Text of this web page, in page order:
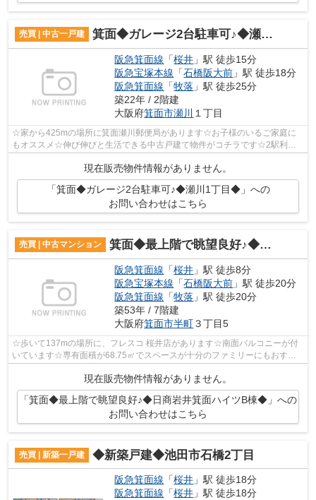
売買 | 中古一戸建 箕面◆ガレージ2台駐車可♪◆瀬川1丁目◆
阪急箕面線 「桜井 」駅 徒歩15分
阪急宝塚本線 「石橋阪大前 」駅 徒歩18分
阪急箕面線 「牧落 」駅 徒歩25分
築22年 / 2階建
大阪府箕面市瀬川 １丁目
☆家から425mの場所に箕面瀬川郵便局があります☆お子様のいるご家庭に
もオススメ☆伸び伸びと生活できる中古戸建て物件がコチラです☆2駅利用
現在販売物件情報がありません。
「箕面◆ガレージ2台駐車可♪◆瀬川1丁目◆」への
お問い合わせはこちら
売買 | 中古マンション 箕面◆最上階で眺望良好♪◆日商岩井箕面ハイツB棟◆
阪急箕面線 「桜井 」駅 徒歩8分
阪急宝塚本線 「石橋阪大前 」駅 徒歩20分
阪急箕面線 「牧落 」駅 徒歩20分
築53年 / 7階建
大阪府箕面市半町３丁目5
☆歩いて137mの場所に、フレスコ 桜井店があります☆南面バルコニーが付
いています☆専有面積が68.75㎡でスペースが十分のファミリーにもおすす
めの物件です◎箕面市エリア内にある阪急箕...
現在販売物件情報がありません。
「箕面◆最上階で眺望良好♪◆日商岩井箕面ハイツB棟◆」への
お問い合わせはこちら
売買 | 新築一戸建 ◆新築戸建◆池田市石橋2丁目
阪急箕面線 「桜井 」駅 徒歩18分
阪急箕面線 「桜井 」駅 徒歩18分